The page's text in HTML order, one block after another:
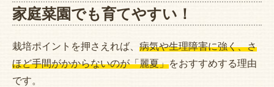
家庭菜園でも育てやすい！
栽培ポイントを押さえれば、 病気や生理障害に強く、さ
ほど手間がかからないのが「麗夏」をおすすめする理由
です。